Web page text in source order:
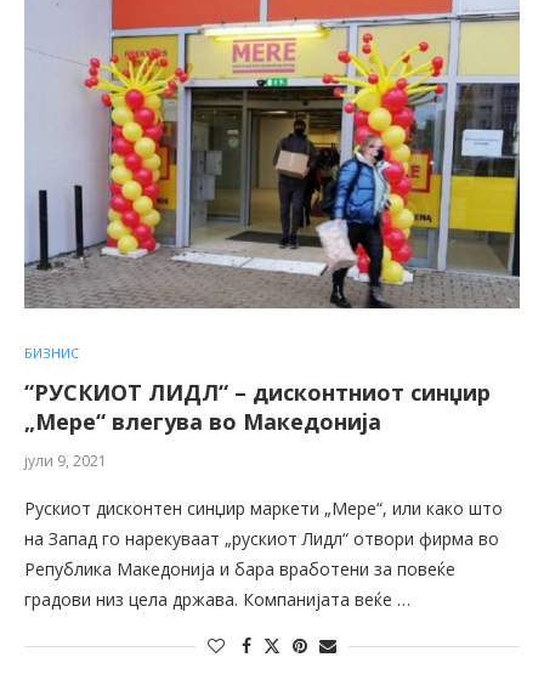
БИЗНИС
“РУСКИОТ ЛИДЛ“ – дисконтниот синџир
„Мере“ влегува во Македонија
јули 9, 2021
Рускиот дисконтен синџир маркети „Мере“, или како што
на Запад го нарекуваат „рускиот Лидл“ отвори фирма во
Република Македонија и бара вработени за повеќе
градови низ цела држава. Компанијата веќе …